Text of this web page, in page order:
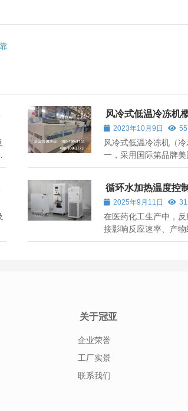
风冷式低温冷冻机
2023年10月9日
风冷式低温冷冻机（
一，采用国际第品牌美
流电控元件加工制造
念及加工工艺，风冷
体美观，结构紧凑、性
循环水加热温度控
冠亚恒温厂家为你介
2025年9月11日
在医药化工生产中，
接影响反应速率、产物
水加热温度控制器作
关于冠亚
企业荣誉
工厂实景
联系我们